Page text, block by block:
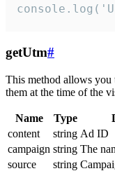
getUtm#
This method allows you
them at the time of the
Name Type
content
string Ad ID
campaign string The
source
string